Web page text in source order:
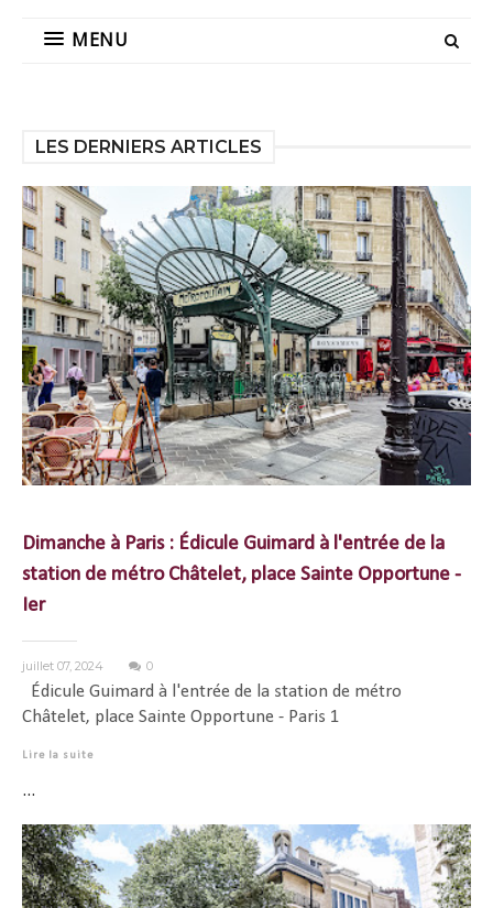
MENU
LES DERNIERS ARTICLES
Dimanche à Paris : Édicule Guimard à l'entrée de la
station de métro Châtelet, place Sainte Opportune -
Ier
juillet 07, 2024 0
Édicule Guimard à l'entrée de la station de métro
Châtelet, place Sainte Opportune - Paris 1
Lire la suite
...